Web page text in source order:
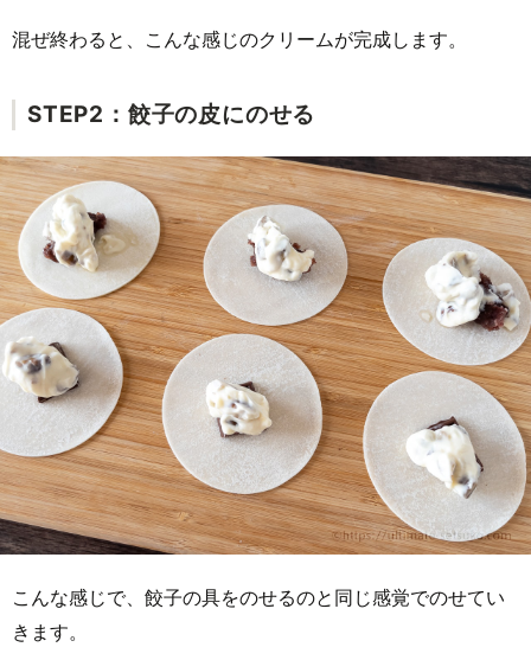
混ぜ終わると、こんな感じのクリームが完成します。
STEP2：餃子の皮にのせる
こんな感じで、餃子の具をのせるのと同じ感覚でのせてい
きます。